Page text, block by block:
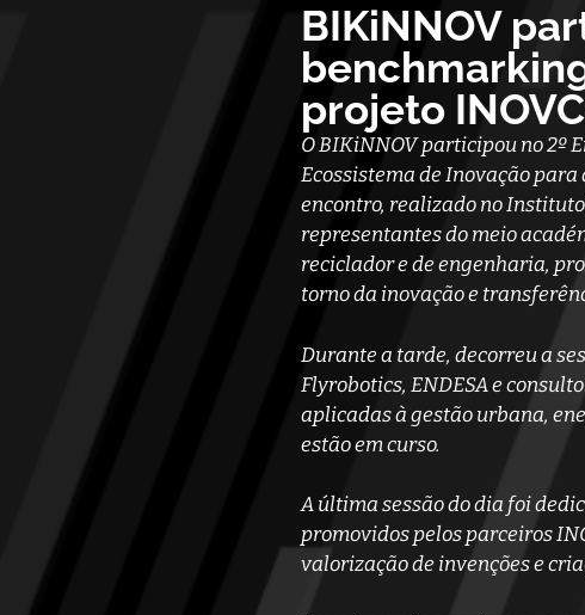
BIKiNNOV
projeto
O BIKiNNOV participou no 2º
Ecossistema de Inovação para
encontro, realizado no
representantes do meio
reciclador e de engenharia,
torno da inovação e
Durante a tarde, decorreu a
Flyrobotics, ENDESA e
aplicadas à gestão urbana,
estão em curso.
A última sessão do dia foi
promovidos pelos parceiros
valorização de invenções e